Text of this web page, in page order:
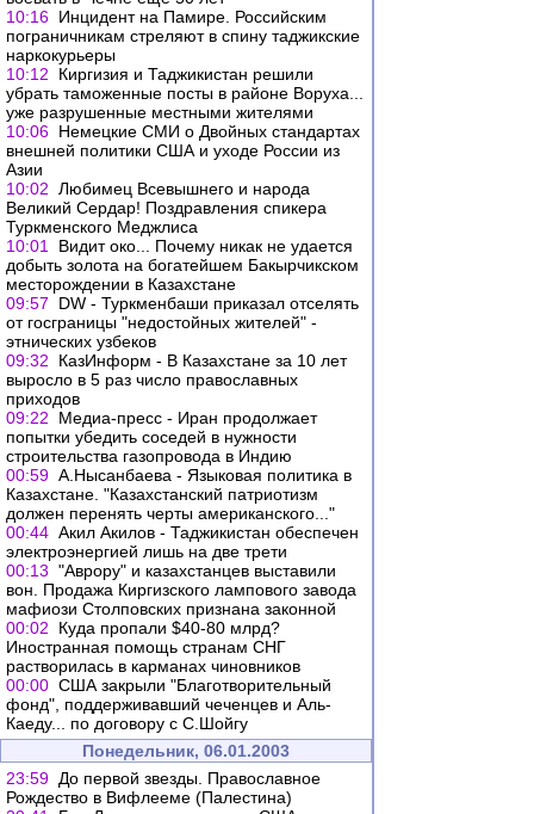
10:16 Инцидент на Памире. Российским
пограничникам стреляют в спину таджикские
наркокурьеры
10:12
Киргизия и Таджикистан решили
убрать таможенные посты в районе Воруха...
уже разрушенные местными жителями
10:06 Немецкие СМИ о Двойных стандартах
внешней политики США и уходе России из
Азии
10:02 Любимец Всевышнего и народа
Великий Сердар! Поздравления спикера
Туркменского Меджлиса
10:01
Видит око... Почему никак не удается
добыть золота на богатейшем Бакырчикском
месторождении в Казахстане
09:57
DW - Туркменбаши приказал отселять
от госграницы "недостойных жителей" -
этнических узбеков
09:32
КазИнформ - В Казахстане за 10 лет
выросло в 5 раз число православных
приходов
09:22
Медиа-пресс - Иран продолжает
попытки убедить соседей в нужности
строительства газопровода в Индию
00:59 А.Нысанбаева - Языковая политика в
Казахстане. "Казахстанский патриотизм
должен перенять черты американского..."
00:44 Акил Акилов - Таджикистан обеспечен
электроэнергией лишь на две трети
00:13 "Аврору" и казахстанцев выставили
вон. Продажа Киргизского лампового завода
мафиози Столповских признана законной
00:02
Куда пропали $40-80 млрд?
Иностранная помощь странам СНГ
растворилась в карманах чиновников
00:00 США закрыли "Благотворительный
фонд", поддерживавший чеченцев и Аль-
Каеду... по договору с С.Шойгу
Понедельник, 06.01.2003
23:59 До первой звезды. Православное
Рождество в Вифлееме (Палестина)